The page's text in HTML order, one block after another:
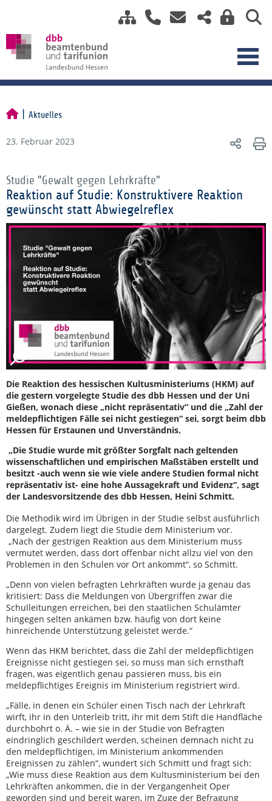
Aktuelles
23. Februar 2023
Studie "Gewalt gegen Lehrkräfte"
Reaktion auf Studie: Konstruktivere Reaktion
gewünscht statt Abwiegelreflex
Die Reaktion des hessischen Kultusministeriums (HKM) auf
die gestern vorgelegte Studie des dbb Hessen und der Uni
Gießen, wonach diese „nicht repräsentativ“ und die „Zahl der
meldepflichtigen Fälle sei nicht gestiegen“ sei, sorgt beim dbb
Hessen für Erstaunen und Unverständnis.
„Die Studie wurde mit größter Sorgfalt nach geltenden
wissenschaftlichen und empirischen Maßstäben erstellt und
besitzt -auch wenn sie wie viele andere Studien formal nicht
repräsentativ ist- eine hohe Aussagekraft und Evidenz“, sagt
der Landesvorsitzende des dbb Hessen, Heini Schmitt.
Die Methodik wird im Übrigen in der Studie selbst ausführlich
dargelegt. Zudem liegt die Studie dem Ministerium vor.
„Nach der gestrigen Reaktion aus dem Ministerium muss
vermutet werden, dass dort offenbar nicht allzu viel von den
Problemen in den Schulen vor Ort ankommt“, so Schmitt.
„Denn von vielen befragten Lehrkräften wurde ja genau das
kritisiert: Dass die Meldungen von Übergriffen zwar die
Schulleitungen erreichen, bei den staatlichen Schulämter
hingegen selten ankämen bzw. häufig von dort keine
hinreichende Unterstützung geleistet werde.“
Wenn das HKM berichtet, dass die Zahl der meldepflichtigen
Ereignisse nicht gestiegen sei, so muss man sich ernsthaft
fragen, was eigentlich genau passieren muss, bis ein
meldepflichtiges Ereignis im Ministerium registriert wird.
„Fälle, in denen ein Schüler einen Tisch nach der Lehrkraft
wirft, ihr in den Unterleib tritt, ihr mit dem Stift die Handfläche
durchbohrt o. Ä. – wie sie in der Studie von Befragten
eindringlich geschildert werden, scheinen demnach nicht zu
den meldepflichtigen, im Ministerium ankommenden
Ereignissen zu zählen“, wundert sich Schmitt und fragt sich:
„Wie muss diese Reaktion aus dem Kultusministerium bei den
Lehrkräften ankommen, die in der Vergangenheit Oper
geworden sind und bereit waren, im Zuge der Befragung